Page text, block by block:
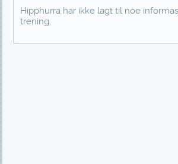
Hipphurra har ikke lagt til noe
trening.